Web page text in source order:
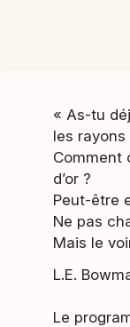
« As-tu
les rayons
Comment
d’or ?
Peut-être
Ne pas
Mais le
L.E.
Le